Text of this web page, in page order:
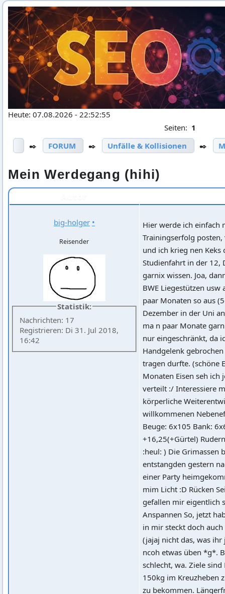
Heute: 07.08.2026 - 22:52:55
Seiten: 1
✒️
FORUM ✒️ Unfälle & Kollisionen ✒️
Mein Werdegang (hihi)
big-holger •
Reisender
Statistik:
Nachrichten: 17
Registrieren: Di 31. Jul 2018,
16:42
Hier werde ich einfach
Trainingserfolg
und ich krieg nen
Studienfahrt in der 12,
garnix wissen. Joa,
BWE Liegestützen usw
paar Monaten so aus
Dezember in der Uni
ma n paar Monate
nur eingeschränkt, da
Handgelenk
tragen durfte. (schöne
Monaten Eisen seh ich
verteilt :/ Interessiere
körperliche
willkommenen
Beuge: 6x105 Bank:
+16,25(+Gürtel)
:heul: ) Die Grimassen
entstangden gestern
einer Party
mim Licht :D Rücken
gefallen mir eigentlich
Anspannen So, jetzt
in mir steckt doch
(jajaj nicht das, was ihr
ncoh etwas üben *g*.
schlecht, wa. Ziele
150kg im Kreuzheben
zu bekommen.